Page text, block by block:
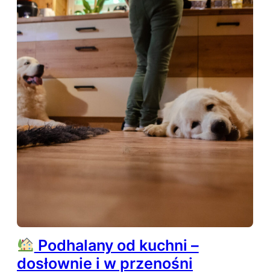
Podhalany od kuchni –
dosłownie i w przenośni